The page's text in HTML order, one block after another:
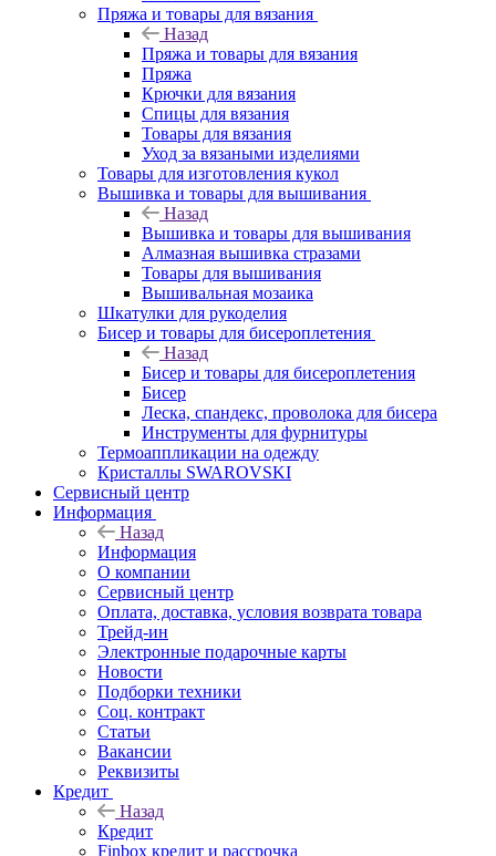
Пряжа и товары для вязания
Назад
Пряжа и товары для вязания
Пряжа
Крючки для вязания
Спицы для вязания
Товары для вязания
Уход за вязаными изделиями
Товары для изготовления кукол
Вышивка и товары для вышивания
Назад
Вышивка и товары для вышивания
Алмазная вышивка стразами
Товары для вышивания
Вышивальная мозаика
Шкатулки для рукоделия
Бисер и товары для бисероплетения
Назад
Бисер и товары для бисероплетения
Бисер
Леска, спандекс, проволока для бисера
Инструменты для фурнитуры
Термоаппликации на одежду
Кристаллы SWAROVSKI
Сервисный центр
Информация
Назад
Информация
О компании
Сервисный центр
Оплата, доставка, условия возврата товара
Трейд-ин
Электронные подарочные карты
Новости
Подборки техники
Соц. контракт
Статьи
Вакансии
Реквизиты
Кредит
Назад
Кредит
Finbox кредит и рассрочка